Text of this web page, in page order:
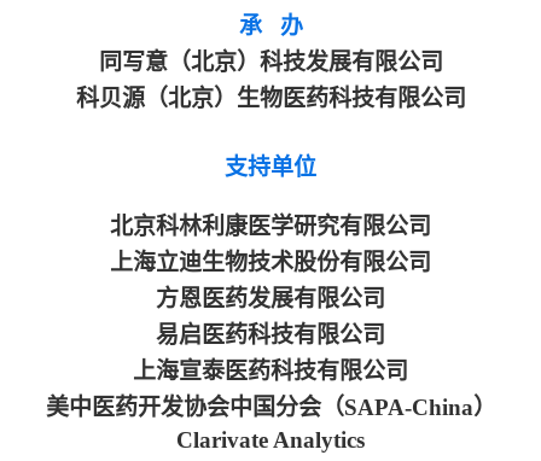
承
办
同写意（北京）科技发展有限公司
科贝源（北京）生物医药科技有限公司
支持单位
北京科林利康医学研究有限公司
上海立迪生物技术股份有限公司
方恩医药发展有限公司
易启医药科技有限公司
上海宣泰医药科技有限公司
美中医药开发协会中国分会（SAPA-China）
Clarivate Analytics